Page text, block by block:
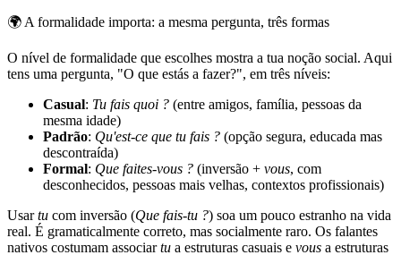
🌍 A formalidade importa: a mesma pergunta, três formas
O nível de formalidade que escolhes mostra a tua noção social. Aqui
tens uma pergunta, "O que estás a fazer?", em três níveis:
Casual: Tu fais quoi ? (entre amigos, família, pessoas da
mesma idade)
Padrão: Qu'est-ce que tu fais ? (opção segura, educada mas
descontraída)
Formal: Que faites-vous ? (inversão + vous, com
desconhecidos, pessoas mais velhas, contextos profissionais)
Usartu com inversão (Que fais-tu ?) soa um pouco estranho na vida
real. É gramaticalmente correto, mas socialmente raro. Os falantes
nativos costumam associartu a estruturas casuais e vous a estruturas